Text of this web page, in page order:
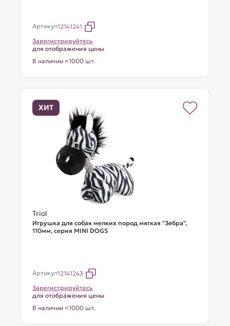
Артикул12141241
Зарегистрируйтесь
для отображения цены
В наличии <1000 шт.
ХИТ
Triol
Игрушка для собак мелких пород мягкая "Зебра",
110мм, серия MINI DOGS
Артикул12141243
Зарегистрируйтесь
для отображения цены
В наличии <1000 шт.